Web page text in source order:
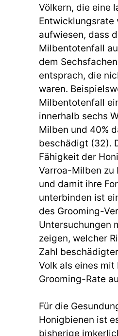
Völkern, die eine
Entwicklungsrate
aufwiesen, dass
Milbentotenfall
dem
entsprach, die
waren.
Milbentotenfall
innerhalb sechs
Milben und 40%
beschädigt (32).
Fähigkeit der
Varroa-Milben zu
und damit ihre
unterbinden ist
des Grooming-
Untersuchungen
zeigen, welcher
Zahl
Volk als eines mit
Grooming-Rate
Für die
Honigbienen ist
bisherige